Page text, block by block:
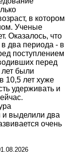
в котором
Ученые
Оказалось, что
два периода - в
поступлением
перед
лет были
10,5 лет хуже
удерживать и
и выделили два
очень